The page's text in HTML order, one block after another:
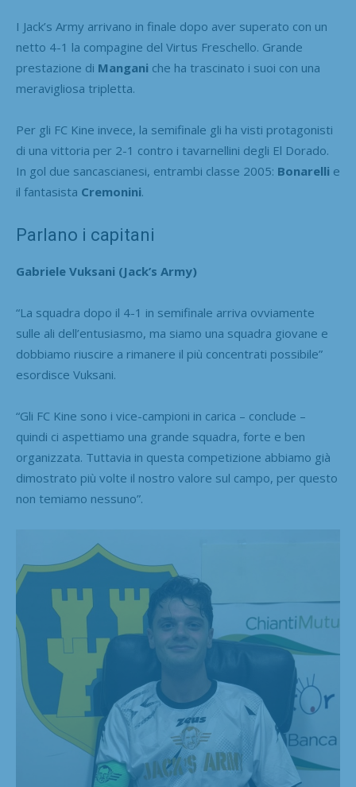
I Jack’s Army arrivano in finale dopo aver superato con un
netto 4-1 la compagine del Virtus Freschello. Grande
prestazione di Mangani che ha trascinato i suoi con una
meravigliosa tripletta.
Per gli FC Kine invece, la semifinale gli ha visti protagonisti
di una vittoria per 2-1 contro i tavarnellini degli El Dorado.
In gol due sancascianesi, entrambi classe 2005: Bonarelli e
il fantasista Cremonini.
Parlano i capitani
Gabriele Vuksani (Jack’s Army)
“La squadra dopo il 4-1 in semifinale arriva ovviamente
sulle ali dell’entusiasmo, ma siamo una squadra giovane e
dobbiamo riuscire a rimanere il più concentrati possibile”
esordisce Vuksani.
“Gli FC Kine sono i vice-campioni in carica – conclude –
quindi ci aspettiamo una grande squadra, forte e ben
organizzata. Tuttavia in questa competizione abbiamo già
dimostrato più volte il nostro valore sul campo, per questo
non temiamo nessuno”.